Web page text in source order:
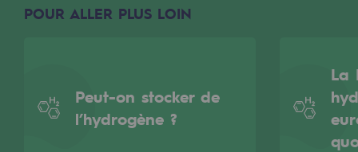
Objectif Biométhane
Acteur engagé
Acteur engagé
POUR ALLER PLUS LOIN
Peut-on stocker de
l’hydrogène ?
La